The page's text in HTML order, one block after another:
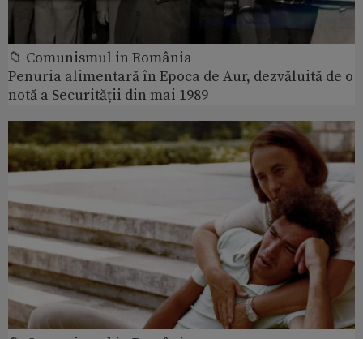
📁 Comunismul in România
Penuria alimentară în Epoca de Aur, dezvăluită de o
notă a Securității din mai 1989